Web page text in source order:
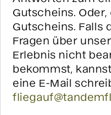
Gutscheins.
Gutscheins. Falls
Fragen über
Erlebnis nicht
bekommst,
eine E-Mail